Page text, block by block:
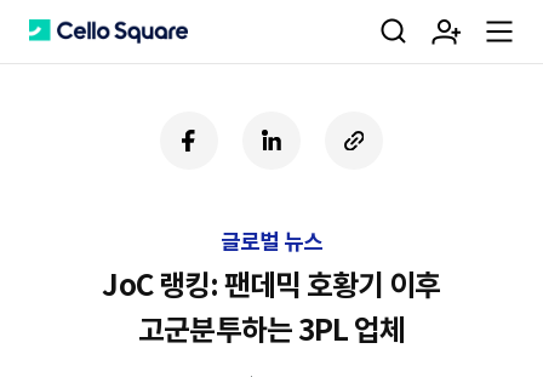
C 검 회 m
페
이
크
U
R
하
기
글로벌 뉴스
JoC 랭킹: 팬데믹 호황기 이후
고군분투하는 3PL 업체